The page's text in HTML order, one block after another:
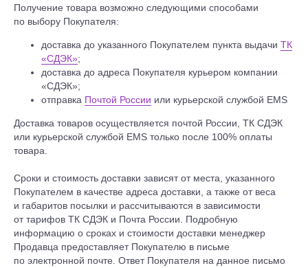
Получение товара возможно следующими способами
по выбору Покупателя:
доставка до указанного Покупателем пункта выдачи ТК
«СДЭК»;
доставка до адреса Покупателя курьером компании
«СДЭК»;
отправка Почтой России или курьерской службой EMS
Доставка товаров осуществляется почтой России, ТК СДЭК
или курьерской службой EMS только после 100% оплаты
товара.
Сроки и стоимость доставки зависят от места, указанного
Покупателем в качестве адреса доставки, а также от веса
и габаритов посылки и рассчитываются в зависимости
от тарифов ТК СДЭК и Почта России. Подробную
информацию о сроках и стоимости доставки менеджер
Продавца предоставляет Покупателю в письме
по электронной почте. Ответ Покупателя на данное письмо